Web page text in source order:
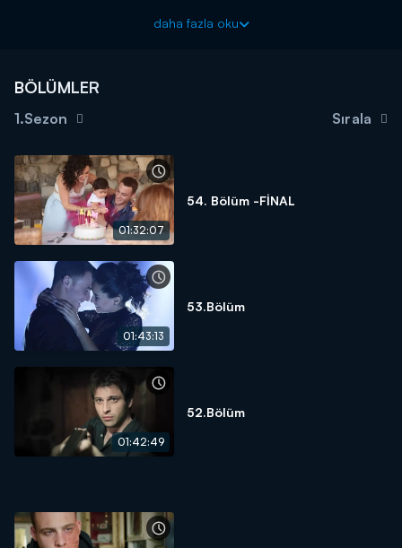
birlikte geçiren ikili, kapının aniden açılması ile hazırlıksız
ilgiyi göremez. Üstelik Melis, Kerem’i affetmiştir.
Kerem, Barış’ı dağ evine getiren şüphenin kaynağının Aksel
olduğunu öğrenir. Kerem ve Aksel birbirlerine meydan okurlar.
Aksel harekete geçer ve bu kez sonuna kadar gitmekte
kararlıdır.
Melis sorularıyla Zeynep’i köşeye sıkıştırır. Zeynep aşkının
önündeki büyük engellerle ilk kez yüzleşir. Kerem ve Zeynep zor
bir kararın eşiğine gelir. Herkesin iyiliğini düşünerek doğru olanı
yapmaya karar verirler.
Okulda ise Sedat yılbaşı çekilişi düzenler. Kimse çektiği ismi
söylemeyecek, yılbaşına kadar sır gibi saklayacaktır.
Abisinin Levent ile konuşmalarını dinleyen Begüm, Barış’ı Aksel’in
planlarına karşı uyarır. Ancak Barış ona inanmaz.
sonuçlanacaktır.
daha fazla oku
BÖLÜMLER
1.Sezon Sırala
01:32:07
54. Bölüm -FİNAL
01:43:13
53.Bölüm
01:42:49
52.Bölüm